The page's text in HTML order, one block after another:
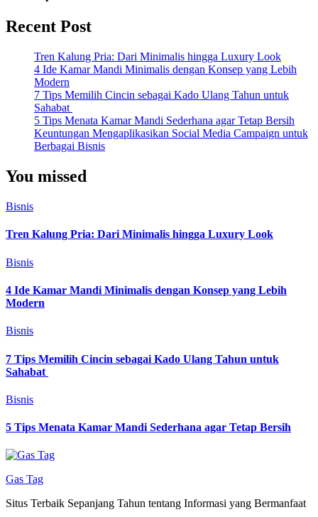
Recent Post
Tren Kalung Pria: Dari Minimalis hingga Luxury Look
4 Ide Kamar Mandi Minimalis dengan Konsep yang Lebih
Modern
7 Tips Memilih Cincin sebagai Kado Ulang Tahun untuk
Sahabat
5 Tips Menata Kamar Mandi Sederhana agar Tetap Bersih
Keuntungan Mengaplikasikan Social Media Campaign untuk
Berbagai Bisnis
You missed
Bisnis
Tren Kalung Pria: Dari Minimalis hingga Luxury Look
Bisnis
4 Ide Kamar Mandi Minimalis dengan Konsep yang Lebih
Modern
Bisnis
7 Tips Memilih Cincin sebagai Kado Ulang Tahun untuk
Sahabat
Bisnis
5 Tips Menata Kamar Mandi Sederhana agar Tetap Bersih
Gas Tag
Situs Terbaik Sepanjang Tahun tentang Informasi yang Bermanfaat